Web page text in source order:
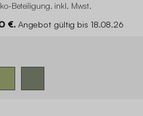
Beteiligung. inkl. Mwst.
€. Angebot gültig bis 18.08.26